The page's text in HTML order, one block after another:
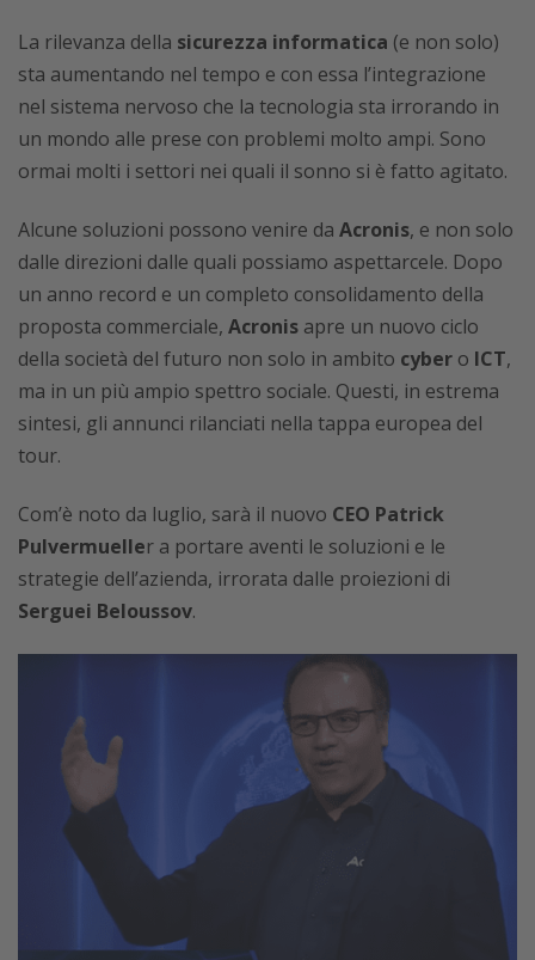
La rilevanza della sicurezza informatica (e non solo)
sta aumentando nel tempo e con essa l’integrazione
nel sistema nervoso che la tecnologia sta irrorando in
un mondo alle prese con problemi molto ampi. Sono
ormai molti i settori nei quali il sonno si è fatto agitato.
Alcune soluzioni possono venire da Acronis, e non solo
dalle direzioni dalle quali possiamo aspettarcele. Dopo
un anno record e un completo consolidamento della
proposta commerciale, Acronis apre un nuovo ciclo
della società del futuro non solo in ambito cyber o ICT,
ma in un più ampio spettro sociale. Questi, in estrema
sintesi, gli annunci rilanciati nella tappa europea del
tour.
Com’è noto da luglio, sarà il nuovo CEO Patrick
Pulvermueller a portare aventi le soluzioni e le
strategie dell’azienda, irrorata dalle proiezioni di
Serguei Beloussov.